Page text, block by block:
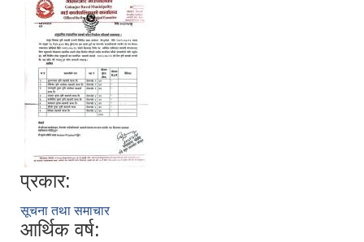
प्रकार:
सूचना तथा समाचार
आर्थिक वर्ष: